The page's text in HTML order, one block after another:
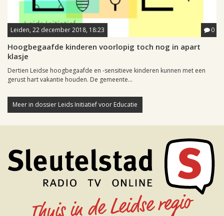
Leiden, 22 december 2018, 18:23 0
Hoogbegaafde kinderen voorlopig toch nog in apart
klasje
Dertien Leidse hoogbegaafde en -sensitieve kinderen kunnen met een
gerust hart vakantie houden. De gemeente...
Meer in dossier Leids Initiatief voor Educatie